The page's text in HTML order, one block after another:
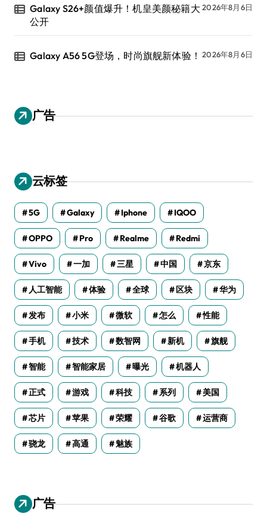
Galaxy S26+颜值爆升！机皇美颜秘籍大
公开
2026年8月6日
Galaxy A56 5G登场，时尚旗舰新体验！ 2026年8月6日
广告
云标签
5G Galaxy Iphone IQOO
OPPO Pro Realme Redmi
Vivo 一加 三星 中国 京东
人工智能 体验 全球 区块 华为
发布 小米 微软 怎么 性能
手机 技术 数智网 新机 旗舰
智能 智能家居 曝光 机器人
正式 游戏 科技 系列 美国
芯片 苹果 荣耀 谷歌 运营商
骁龙 高通 魅族
广告